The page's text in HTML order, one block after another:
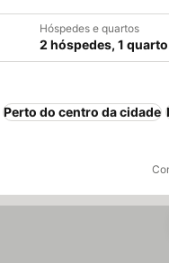
Hóspedes e quartos
2 hóspedes, 1
Perto do centro da cidade